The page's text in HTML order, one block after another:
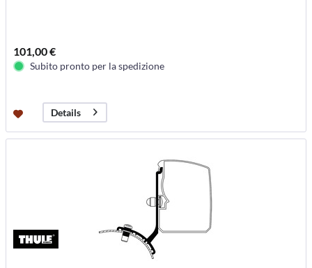
101,00 €
Subito pronto per la spedizione
Details